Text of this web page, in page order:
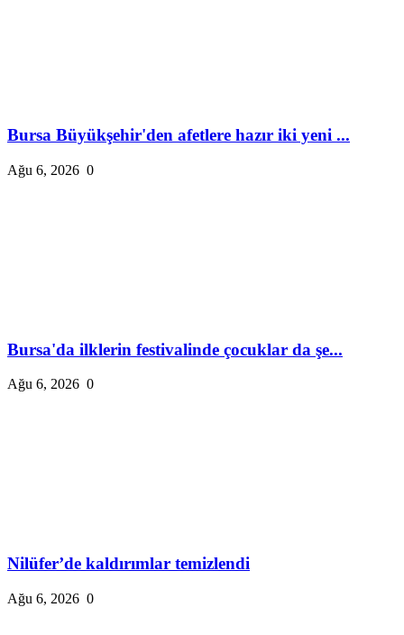
Bursa Büyükşehir'den afetlere hazır iki yeni ...
Ağu 6, 2026 0
Bursa'da ilklerin festivalinde çocuklar da şe...
Ağu 6, 2026 0
Nilüfer’de kaldırımlar temizlendi
Ağu 6, 2026 0